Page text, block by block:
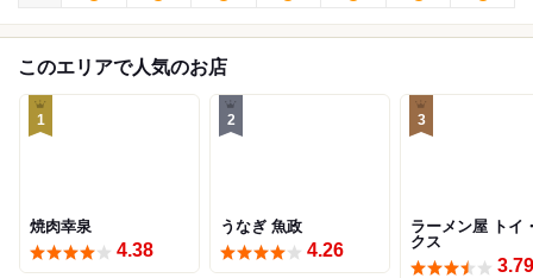
このエリアで人気のお店
1
焼肉幸泉
4.38
2
うなぎ 魚政
4.26
3
ラーメン屋 トイ
クス
3.79